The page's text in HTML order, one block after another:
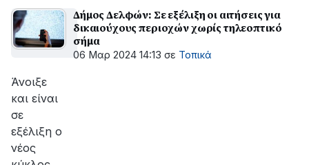
Δήμος Δελφών: Σε εξέλιξη οι αιτήσεις για
δικαιούχους περιοχών χωρίς τηλεοπτικό
σήμα
06 Μαρ 2024 14:13 σε Τοπικά
Άνοιξε
και είναι
σε
εξέλιξη ο
νέος